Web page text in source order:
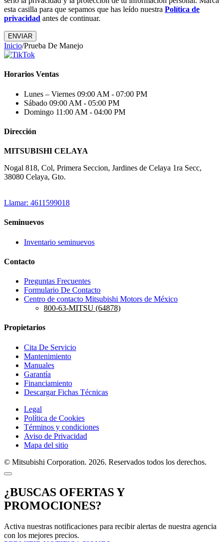
esta casilla para que sepamos que has leído nuestra Política de
privacidad antes de continuar.
ENVIAR
Inicio/Prueba De Manejo
Horarios Ventas
Lunes – Viernes 09:00 AM - 07:00 PM
Sábado 09:00 AM - 05:00 PM
Domingo 11:00 AM - 04:00 PM
Dirección
MITSUBISHI CELAYA
Nogal 818, Col, Primera Seccion, Jardines de Celaya 1ra Secc,
38080 Celaya, Gto.
Llamar: 4611599018
Seminuevos
Inventario seminuevos
Contacto
Preguntas Frecuentes
Formulario De Contacto
Centro de contacto Mitsubishi Motors de México
800-63-MITSU (64878)
Propietarios
Cita De Servicio
Mantenimiento
Manuales
Garantía
Financiamiento
Descargar Fichas Técnicas
Legal
Política de Cookies
Términos y condiciones
Aviso de Privacidad
Mapa del sitio
© Mitsubishi Corporation. 2026. Reservados todos los derechos.
¿BUSCAS OFERTAS Y
PROMOCIONES?
Activa nuestras notificaciones para recibir alertas de nuestra agencia
con los mejores precios.